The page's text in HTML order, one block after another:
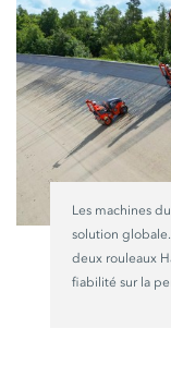
Les machines du
solution
deux rouleaux
fiabilité sur la